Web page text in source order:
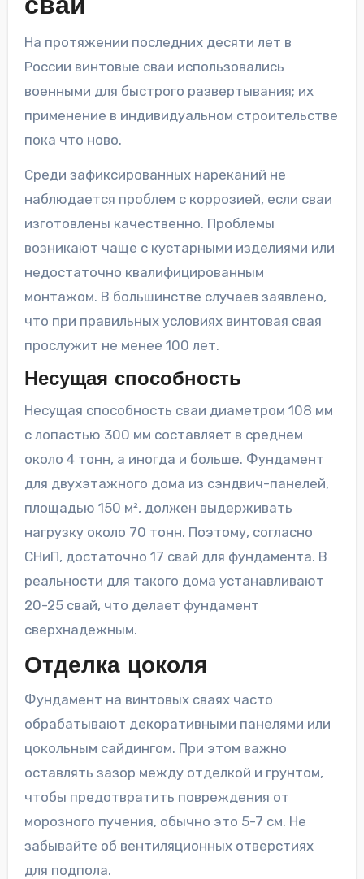
свай
На протяжении последних десяти лет в
России винтовые сваи использовались
военными для быстрого развертывания; их
применение в индивидуальном строительстве
пока что ново.
Среди зафиксированных нареканий не
наблюдается проблем с коррозией, если сваи
изготовлены качественно. Проблемы
возникают чаще с кустарными изделиями или
недостаточно квалифицированным
монтажом. В большинстве случаев заявлено,
что при правильных условиях винтовая свая
прослужит не менее 100 лет.
Несущая способность
Несущая способность сваи диаметром 108 мм
с лопастью 300 мм составляет в среднем
около 4 тонн, а иногда и больше. Фундамент
для двухэтажного дома из сэндвич-панелей,
площадью 150 м², должен выдерживать
нагрузку около 70 тонн. Поэтому, согласно
СНиП, достаточно 17 свай для фундамента. В
реальности для такого дома устанавливают
20-25 свай, что делает фундамент
сверхнадежным.
Отделка цоколя
Фундамент на винтовых сваях часто
обрабатывают декоративными панелями или
цокольным сайдингом. При этом важно
оставлять зазор между отделкой и грунтом,
чтобы предотвратить повреждения от
морозного пучения, обычно это 5-7 см. Не
забывайте об вентиляционных отверстиях
для подпола.